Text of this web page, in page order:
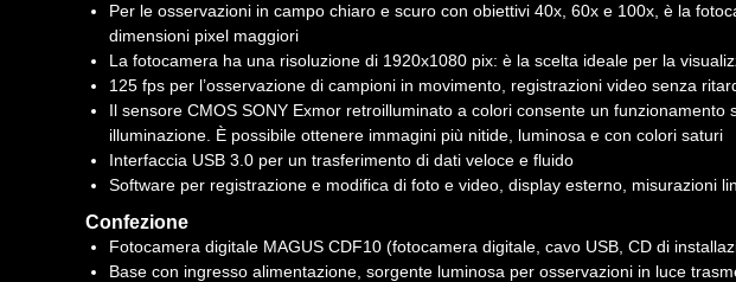
Per le osservazioni in campo chiaro e scuro con obiettivi 40х, 60х e 100х, è la
dimensioni pixel maggiori
La fotocamera ha una risoluzione di 1920x1080 pix: è la scelta ideale per la
125 fps per l’osservazione di campioni in movimento, registrazioni video senza
Il sensore CMOS SONY Exmor retroilluminato a colori consente un
illuminazione. È possibile ottenere immagini più nitide, luminosa e con colori saturi
Interfaccia USB 3.0 per un trasferimento di dati veloce e fluido
Software per registrazione e modifica di foto e video, display esterno, misurazioni
Confezione
Fotocamera digitale MAGUS CDF10 (fotocamera digitale, cavo USB, CD di
Base con ingresso alimentazione, sorgente luminosa per osservazioni in luce